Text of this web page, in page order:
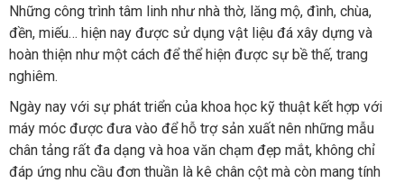
Những công trình tâm linh như nhà thờ, lăng mộ, đình, chùa,
đền, miếu… hiện nay được sử dụng vật liệu đá xây dựng và
hoàn thiện như một cách để thể hiện được sự bề thế, trang
nghiêm.
Ngày nay với sự phát triển của khoa học kỹ thuật kết hợp với
máy móc được đưa vào để hỗ trợ sản xuất nên những mẫu
chân tảng rất đa dạng và hoa văn chạm đẹp mắt, không chỉ
đáp ứng nhu cầu đơn thuần là kê chân cột mà còn mang tính